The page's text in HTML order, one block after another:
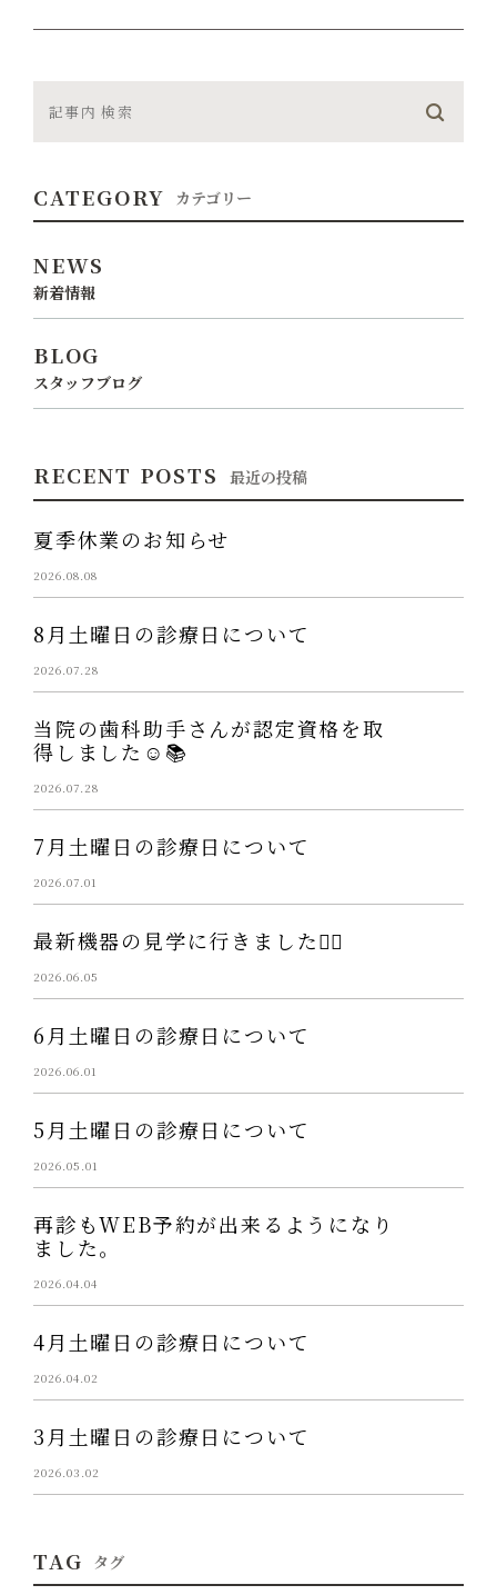
CATEGORY カテゴリー
NEWS
新着情報
BLOG
スタッフブログ
RECENT POSTS 最近の投稿
夏季休業のお知らせ
2026.08.08
8月土曜日の診療日について
2026.07.28
当院の歯科助手さんが認定資格を取
得しました☺️📚
2026.07.28
7月土曜日の診療日について
2026.07.01
最新機器の見学に行きました👩‍⚕️
2026.06.05
6月土曜日の診療日について
2026.06.01
5月土曜日の診療日について
2026.05.01
再診もWEB予約が出来るようになり
ました。
2026.04.04
4月土曜日の診療日について
2026.04.02
3月土曜日の診療日について
2026.03.02
TAG タグ